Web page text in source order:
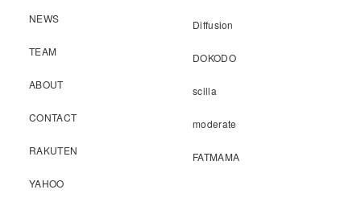
NEWS
TEAM
ABOUT
CONTACT
RAKUTEN
YAHOO
Diffusion
DOKODO
scilla
moderate
FATMAMA